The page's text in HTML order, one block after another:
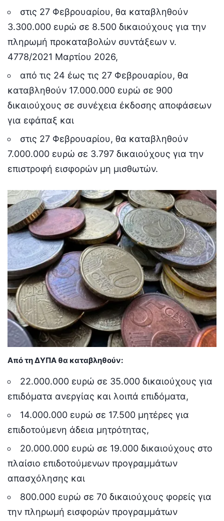
στις 27 Φεβρουαρίου, θα καταβληθούν
3.300.000 ευρώ σε 8.500 δικαιούχους για την
πληρωμή προκαταβολών συντάξεων ν.
4778/2021 Μαρτίου 2026,
από τις 24 έως τις 27 Φεβρουαρίου, θα
καταβληθούν 17.000.000 ευρώ σε 900
δικαιούχους σε συνέχεια έκδοσης αποφάσεων
για εφάπαξ και
στις 27 Φεβρουαρίου, θα καταβληθούν
7.000.000 ευρώ σε 3.797 δικαιούχους για την
επιστροφή εισφορών μη μισθωτών.
Από τη ΔΥΠΑ θα καταβληθούν:
22.000.000 ευρώ σε 35.000 δικαιούχους για
επιδόματα ανεργίας και λοιπά επιδόματα,
14.000.000 ευρώ σε 17.500 μητέρες για
επιδοτούμενη άδεια μητρότητας,
20.000.000 ευρώ σε 19.000 δικαιούχους στο
πλαίσιο επιδοτούμενων προγραμμάτων
απασχόλησης και
800.000 ευρώ σε 70 δικαιούχους φορείς για
την πληρωμή εισφορών προγραμμάτων